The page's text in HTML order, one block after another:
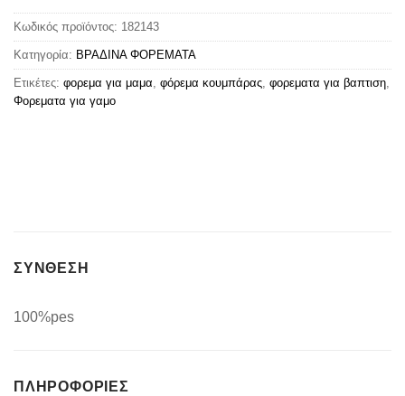
Κωδικός προϊόντος: 182143
Κατηγορία: ΒΡΑΔΙΝΑ ΦΟΡΕΜΑΤΑ
Ετικέτες: φορεμα για μαμα, φόρεμα κουμπάρας, φορεματα για βαπτιση,
Φορεματα για γαμο
ΣΥΝΘΕΣΗ
100%pes
ΠΛΗΡΟΦΟΡΊΕΣ